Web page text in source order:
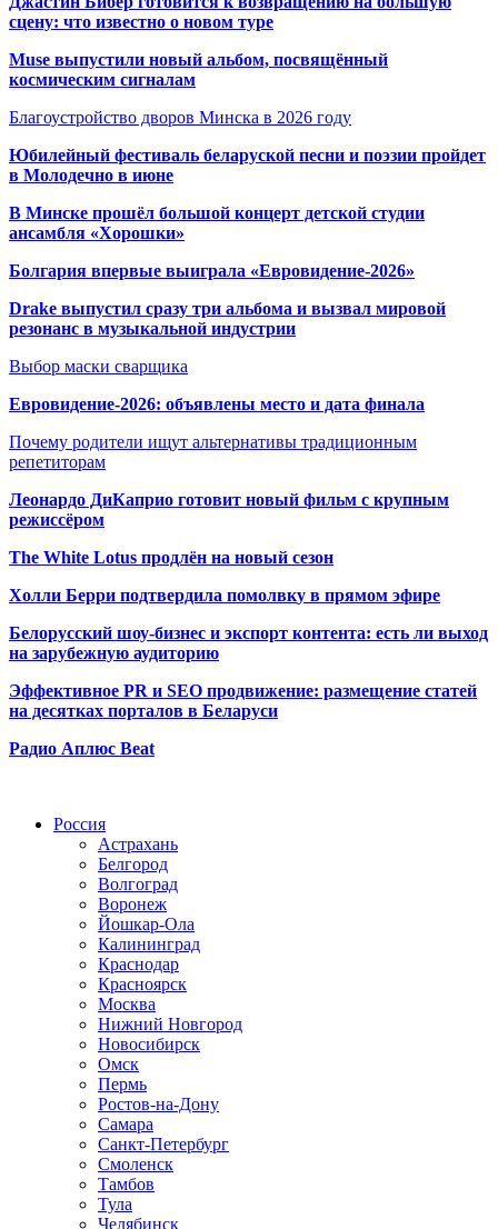
сцену: что известно о новом туре
Muse выпустили новый альбом, посвящённый
космическим сигналам
Благоустройство дворов Минска в 2026 году
Юбилейный фестиваль беларуской песни и поэзии пройдет
в Молодечно в июне
В Минске прошёл большой концерт детской студии
ансамбля «Хорошки»
Болгария впервые выиграла «Евровидение-2026»
Drake выпустил сразу три альбома и вызвал мировой
резонанс в музыкальной индустрии
Выбор маски сварщика
Евровидение-2026: объявлены место и дата финала
Почему родители ищут альтернативы традиционным
репетиторам
Леонардо ДиКаприо готовит новый фильм с крупным
режиссёром
The White Lotus продлён на новый сезон
Холли Берри подтвердила помолвку в прямом эфире
Белорусский шоу-бизнес и экспорт контента: есть ли выход
на зарубежную аудиторию
Эффективное PR и SEO продвижение: размещение статей
на десятках порталов в Беларуси
Радио Аплюс Beat
Россия
Астрахань
Белгород
Волгоград
Воронеж
Йошкар-Ола
Калининград
Краснодар
Красноярск
Москва
Нижний Новгород
Новосибирск
Омск
Пермь
Ростов-на-Дону
Самара
Санкт-Петербург
Смоленск
Тамбов
Тула
Челябинск